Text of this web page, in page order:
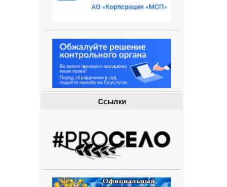
Ссылки